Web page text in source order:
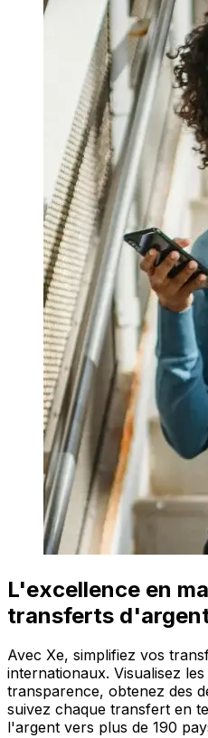
L'excellence en
transferts
Avec Xe, simplifiez vos
internationaux. Visualisez
transparence, obtenez des
suivez chaque transfert en
l'argent vers plus de 190